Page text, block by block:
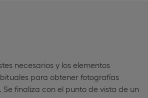
necesarios y los elementos
para obtener fotografías
finaliza con el punto de vista de un